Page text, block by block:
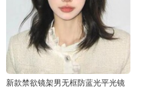
新款禁欲镜架男无框防蓝光平光镜